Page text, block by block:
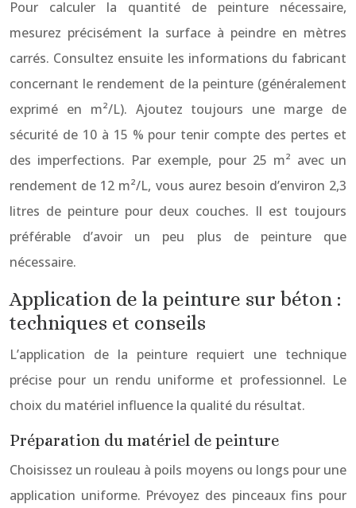
Pour calculer la quantité de peinture nécessaire,
mesurez précisément la surface à peindre en mètres
carrés. Consultez ensuite les informations du fabricant
concernant le rendement de la peinture (généralement
exprimé en m²/L). Ajoutez toujours une marge de
sécurité de 10 à 15 % pour tenir compte des pertes et
des imperfections. Par exemple, pour 25 m² avec un
rendement de 12 m²/L, vous aurez besoin d’environ 2,3
litres de peinture pour deux couches. Il est toujours
préférable d’avoir un peu plus de peinture que
nécessaire.
Application de la peinture sur béton :
techniques et conseils
L’application de la peinture requiert une technique
précise pour un rendu uniforme et professionnel. Le
choix du matériel influence la qualité du résultat.
Préparation du matériel de peinture
Choisissez un rouleau à poils moyens ou longs pour une
application uniforme. Prévoyez des pinceaux fins pour